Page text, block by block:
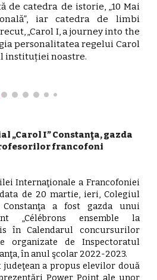
de catedra de istorie, „10 Mai
iar catedra de limbi
„Carol I, a journey into the
personalitatea regelui Carol
instituției noastre.
„Carol I” Constanţa, gazda
francofoni
Internaţionale a Francofoniei
de 20 martie, ieri, Colegiul
Constanţa a fost gazda unui
„Célébrons ensemble la
în Calendarul concursurilor
organizate de Inspectoratul
în anul şcolar 2022-2023.
judeţean a propus elevilor două
Power Point ale unor